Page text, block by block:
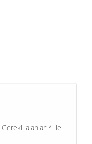
Gerekli alanlar * ile